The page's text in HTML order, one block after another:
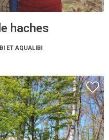
haches
ET AQUALIBI